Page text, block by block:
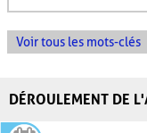
Voir tous les mots-clés
DÉROULEMENT DE